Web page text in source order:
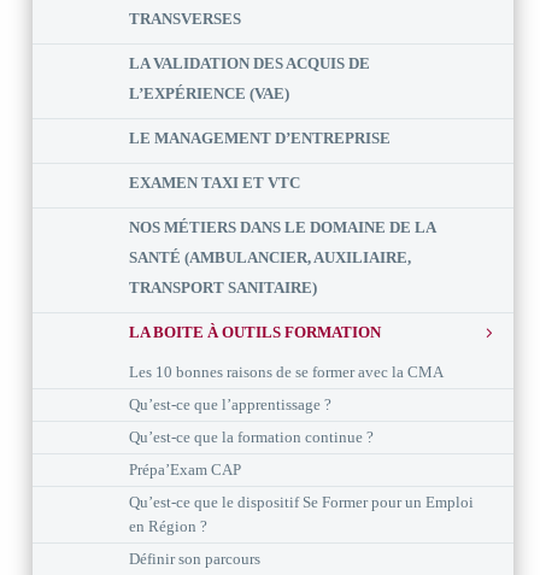
TRANSVERSES
LA VALIDATION DES ACQUIS DE
L’EXPÉRIENCE (VAE)
LE MANAGEMENT D’ENTREPRISE
EXAMEN TAXI ET VTC
NOS MÉTIERS DANS LE DOMAINE DE LA
SANTÉ (AMBULANCIER, AUXILIAIRE,
TRANSPORT SANITAIRE)
LA BOITE À OUTILS FORMATION
Les 10 bonnes raisons de se former avec la CMA
Qu’est-ce que l’apprentissage ?
Qu’est-ce que la formation continue ?
Prépa’Exam CAP
Qu’est-ce que le dispositif Se Former pour un Emploi
en Région ?
Définir son parcours